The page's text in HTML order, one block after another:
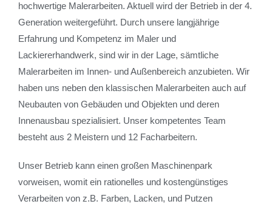
hochwertige Malerarbeiten. Aktuell wird der Betrieb in der 4.
Generation weitergeführt. Durch unsere langjährige
Erfahrung und Kompetenz im Maler und
Lackiererhandwerk, sind wir in der Lage, sämtliche
Malerarbeiten im Innen- und Außenbereich anzubieten. Wir
haben uns neben den klassischen Malerarbeiten auch auf
Neubauten von Gebäuden und Objekten und deren
Innenausbau spezialisiert. Unser kompetentes Team
besteht aus 2 Meistern und 12 Facharbeitern.
Unser Betrieb kann einen großen Maschinenpark
vorweisen, womit ein rationelles und kostengünstiges
Verarbeiten von z.B. Farben, Lacken, und Putzen